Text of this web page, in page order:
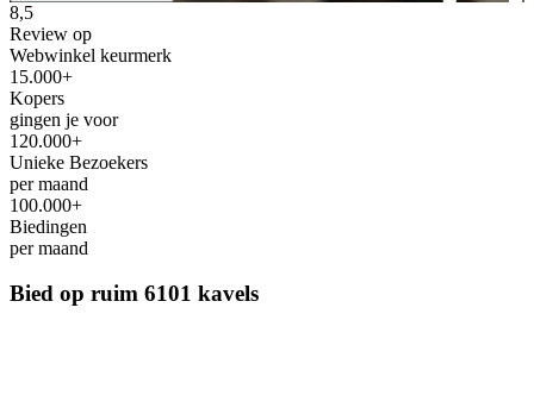
8,5
Review op
Webwinkel keurmerk
15.000+
Kopers
gingen je voor
120.000+
Unieke Bezoekers
per maand
100.000+
Biedingen
per maand
Bied op ruim 6101 kavels